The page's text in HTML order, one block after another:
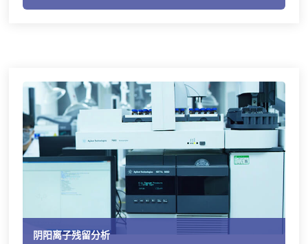
阴阳离子残留分析